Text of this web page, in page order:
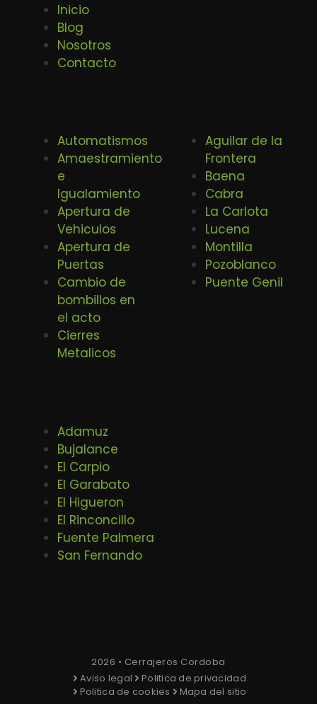
Inicio
Blog
Nosotros
Contacto
Automatismos
Amaestramiento
e
Igualamiento
Apertura de
Vehiculos
Apertura de
Puertas
Cambio de
bombillos en
el acto
Cierres
Metalicos
Aguilar de la
Frontera
Baena
Cabra
La Carlota
Lucena
Montilla
Pozoblanco
Puente Genil
Adamuz
Bujalance
El Carpio
El Garabato
El Higueron
El Rinconcillo
Fuente Palmera
San Fernando
2026 • Cerrajeros Cordoba
Aviso legal
Politica de privacidad
Politica de cookies
Mapa del sitio